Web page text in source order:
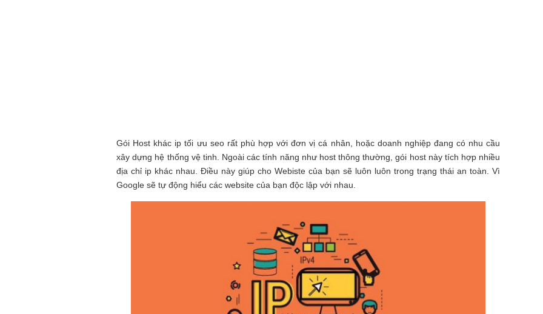
Gói Host khác ip tối ưu seo rất phù hợp với đơn vị cá nhân, hoặc doanh nghiệp đang có nhu cầu
xây dựng hệ thống vệ tinh. Ngoài các tính năng như host thông thường, gói host này tích hợp nhiều
địa chỉ ip khác nhau. Điều này giúp cho Webiste của bạn sẽ luôn luôn trong trạng thái an toàn. Vì
Google sẽ tự động hiểu các website của bạn độc lập với nhau.